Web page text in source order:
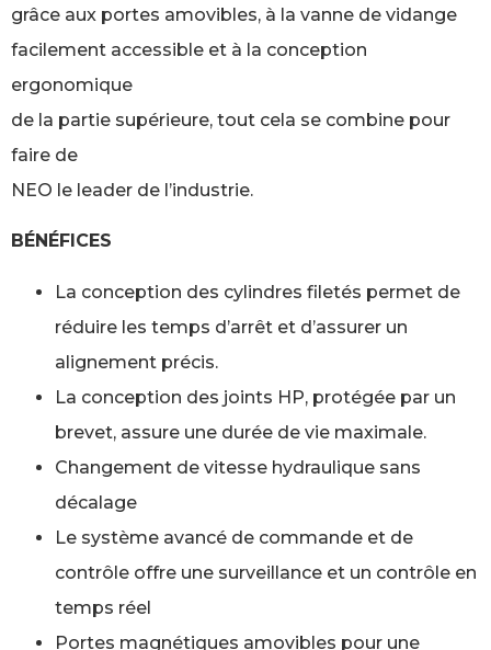
grâce aux portes amovibles, à la vanne de vidange
facilement accessible et à la conception
ergonomique
de la partie supérieure, tout cela se combine pour
faire de
NEO le leader de l’industrie.
BÉNÉFICES
La conception des cylindres filetés permet de
réduire les temps d’arrêt et d’assurer un
alignement précis.
La conception des joints HP, protégée par un
brevet, assure une durée de vie maximale.
Changement de vitesse hydraulique sans
décalage
Le système avancé de commande et de
contrôle offre une surveillance et un contrôle en
temps réel
Portes magnétiques amovibles pour une